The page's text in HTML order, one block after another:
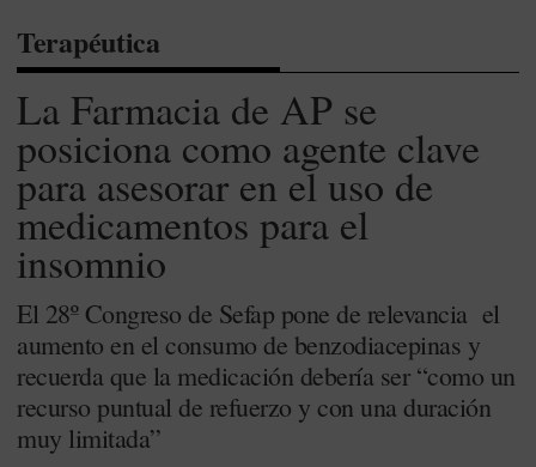
Terapéutica
La Farmacia de AP se
posiciona como agente clave
para asesorar en el uso de
medicamentos para el
insomnio
El 28º Congreso de Sefap pone de relevancia el
aumento en el consumo de benzodiacepinas y
recuerda que la medicación debería ser “como un
recurso puntual de refuerzo y con una duración
muy limitada”